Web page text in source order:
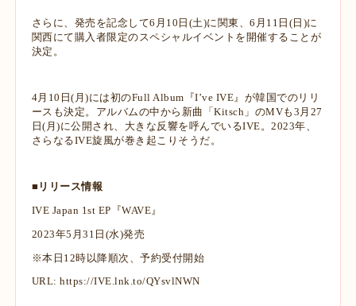
さらに、発売を記念して6月10日(土)に関東、6月11日(日)に
関西にて購入者限定のスペシャルイベントを開催することが
決定。
4月10日(月)には初のFull Album『I’ve IVE』が韓国でのリリ
ースも決定。アルバムの中から新曲「Kitsch」のMVも3月27
日(月)に公開され、大きな反響を呼んでいるIVE。2023年、
さらなるIVE旋風が巻き起こりそうだ。
■リリース情報
IVE Japan 1st EP『WAVE』
2023年5月31日(水)発売
※本日12時以降順次、予約受付開始
URL:https://IVE.lnk.to/QYsvlNWN